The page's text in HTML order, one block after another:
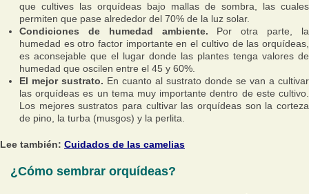
que cultives las orquídeas bajo mallas de sombra, las cuales
permiten que pase alrededor del 70% de la luz solar.
Condiciones de humedad ambiente. Por otra parte, la
humedad es otro factor importante en el cultivo de las orquídeas,
es aconsejable que el lugar donde las plantes tenga valores de
humedad que oscilen entre el 45 y 60%.
El mejor sustrato. En cuanto al sustrato donde se van a cultivar
las orquídeas es un tema muy importante dentro de este cultivo.
Los mejores sustratos para cultivar las orquídeas son la corteza
de pino, la turba (musgos) y la perlita.
Lee también: Cuidados de las camelias
¿Cómo sembrar orquídeas?